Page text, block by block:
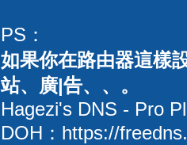
PS：
如果你在路由器這樣
站、廣|告、、。
Hagezi's DNS - Pro
DOH：https://